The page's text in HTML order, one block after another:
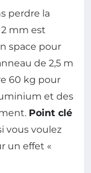
perdre la
mm est
space pour
de 2,5 m
60 kg pour
et des
Point clé
vous voulez
un effet «